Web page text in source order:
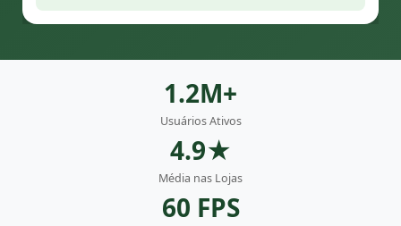
1.2M+
Usuários Ativos
4.9★
Média nas Lojas
60 FPS